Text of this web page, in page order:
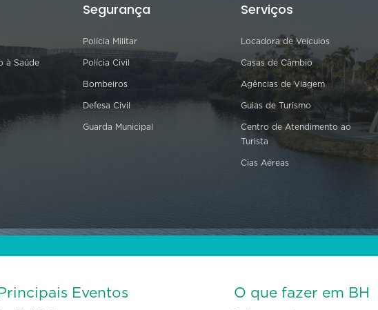
à Saúde
Segurança
Polícia Militar
Polícia Civil
Bombeiros
Defesa Civil
Guarda Municipal
Serviços
Locadora de Veículos
Casas de Câmbio
Agências de Viagem
Guias de Turismo
Centro de Atendimento ao
Turista
Cias Aéreas
Principais Eventos O que fazer em BH